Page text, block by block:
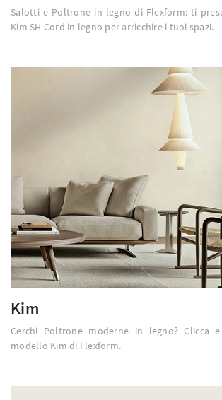
Salotti e Poltrone in legno di Flexform: ti
Kim SH Cord in legno per arricchire i tuoi spazi.
Kim
Cerchi Poltrone moderne in legno? Clicca
modello Kim di Flexform.